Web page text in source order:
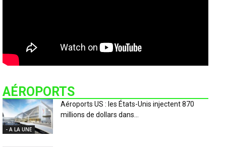
AÉROPORTS
- A LA UNE
Aéroports US : les États-Unis injectent 870
millions de dollars dans...